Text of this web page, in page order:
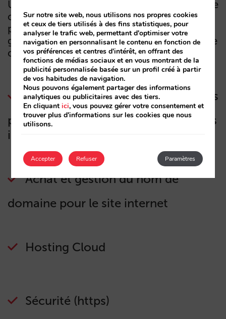
Une seule édition dans l’extranet modifiera le
contenu général des pages d’offres et la
page de chaque type d’offre, le contenu
général des pages de chambres et la page de
chaque type de chambre
Accès au gestionnaire de contenus
pour pouvoir modifier les textes et les
images
Achat et gestion du nom de
domaine pour le site internet
Hosting Cloud
Sécurité (https)
Sur notre site web, nous utilisons nos propres cookies
et ceux de tiers utilisés à des fins statistiques, pour
analyser le trafic web, permettant d'optimiser votre
navigation en personnalisant le contenu en fonction de
vos préférences et centres d'intérêt, en offrant des
fonctions de médias sociaux et en vous montrant de la
publicité personnalisée basée sur un profil créé à partir
de vos habitudes de navigation.
Nous pouvons également partager des informations
analytiques ou publicitaires avec des tiers.
En cliquantici, vous pouvez gérer votre consentement et
trouver plus d'informations sur les cookies que nous
utilisons.
Accepter Paramètres
Refuser